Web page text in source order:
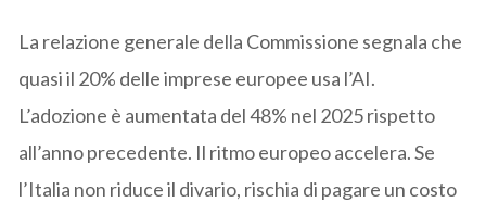
La relazione generale della Commissione segnala che
quasi il 20% delle imprese europee usa l’AI.
L’adozione è aumentata del 48% nel 2025 rispetto
all’anno precedente. Il ritmo europeo accelera. Se
l’Italia non riduce il divario, rischia di pagare un costo